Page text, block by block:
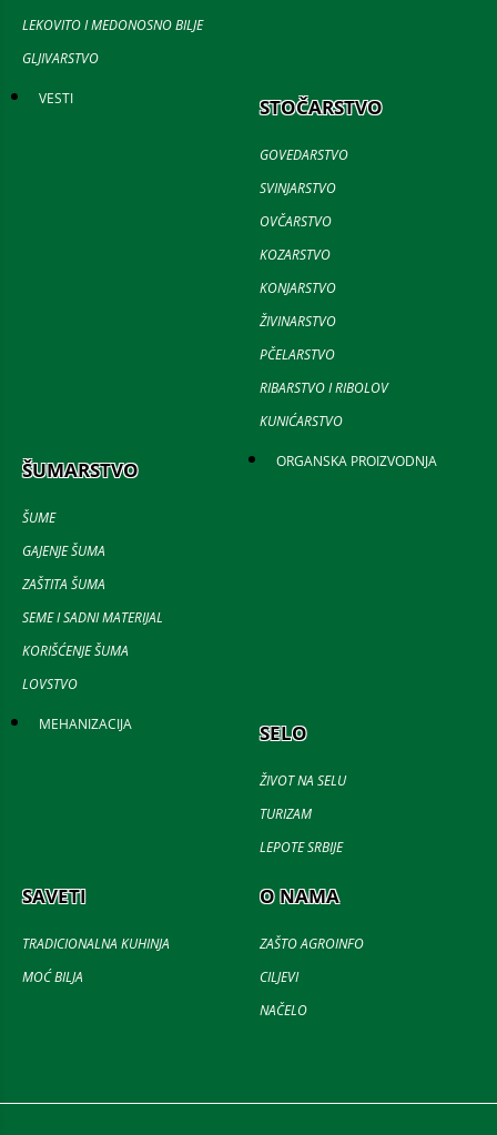
LEKOVITO I MEDONOSNO BILJE
GLJIVARSTVO
VESTI STOČARSTVO
GOVEDARSTVO
SVINJARSTVO
OVČARSTVO
KOZARSTVO
KONJARSTVO
ŽIVINARSTVO
PČELARSTVO
RIBARSTVO I RIBOLOV
KUNIĆARSTVO
ŠUMARSTVO
ŠUME
GAJENJE ŠUMA
ZAŠTITA ŠUMA
SEME I SADNI MATERIJAL
KORIŠĆENJE ŠUMA
LOVSTVO
ORGANSKA PROIZVODNJA
MEHANIZACIJA SELO
ŽIVOT NA SELU
TURIZAM
LEPOTE SRBIJE
SAVETI
TRADICIONALNA KUHINJA
MOĆ BILJA
O NAMA
ZAŠTO AGROINFO
CILJEVI
NAČELO